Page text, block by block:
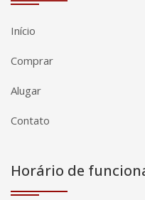
Início
Comprar
Alugar
Contato
Horário de